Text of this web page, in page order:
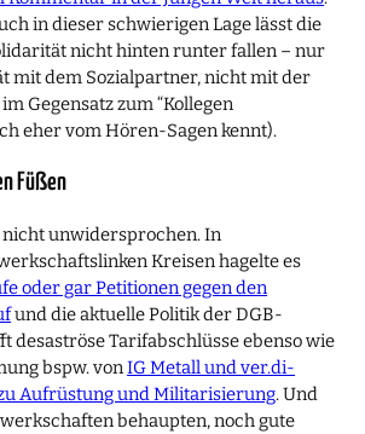
in dieser schwierigen Lage lässt die
nicht hinten runter fallen – nur
mit dem Sozialpartner, nicht mit der
Gegensatz zum “Kollegen
eher vom Hören-Sagen kennt).
Füßen
unwidersprochen. In
Kreisen hagelte es
oder gar Petitionen gegen den
und die aktuelle Politik der DGB-
desaströse Tarifabschlüsse ebenso wie
bspw. vonIG Metall und ver.di-
Aufrüstung und Militarisierung. Und
behaupten, noch gute